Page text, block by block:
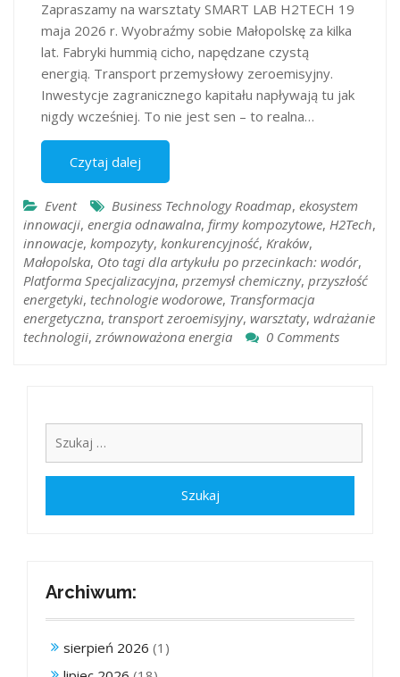
Zapraszamy na warsztaty SMART LAB H2TECH 19
maja 2026 r. Wyobraźmy sobie Małopolskę za kilka
lat. Fabryki hummią cicho, napędzane czystą
energią. Transport przemysłowy zeroemisyjny.
Inwestycje zagranicznego kapitału napływają tu jak
nigdy wcześniej. To nie jest sen – to realna…
Czytaj dalej
Event Business Technology Roadmap, ekosystem
innowacji, energia odnawalna, firmy kompozytowe, H2Tech,
innowacje, kompozyty, konkurencyjność, Kraków,
Małopolska, Oto tagi dla artykułu po przecinkach: wodór,
Platforma Specjalizacyjna, przemysł chemiczny, przyszłość
energetyki, technologie wodorowe, Transformacja
energetyczna, transport zeroemisyjny, warsztaty, wdrażanie
technologii​​​​​​​​​​​​​​​​, zrównoważona energia 0 Comments
Archiwum:
sierpień 2026 (1)